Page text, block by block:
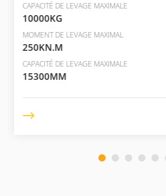
CAPACITÉ DE LEVAGE MAXIMALE
10000KG
MOMENT DE LEVAGE MAXIMAL
250KN.M
CAPACITÉ DE LEVAGE MAXIMALE
15300MM